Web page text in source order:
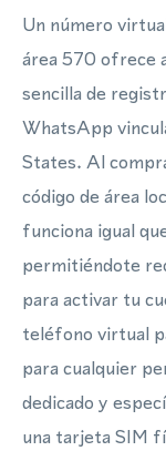
Un número
área 570 ofrece
sencilla de
WhatsApp
States. Al
código de área
funciona igual
permitiéndote
para activar tu
teléfono virtual
para cualquier
dedicado y
una tarjeta SIM